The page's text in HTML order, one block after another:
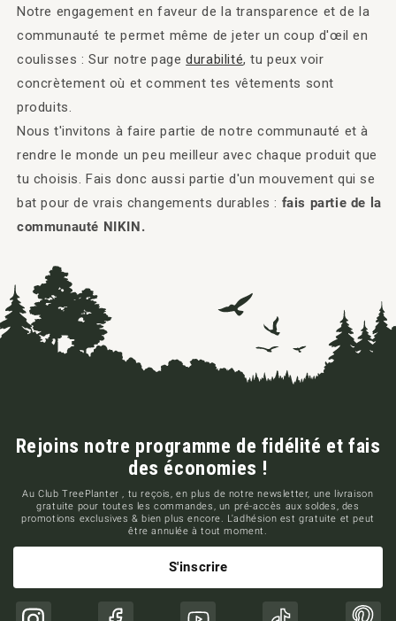
Notre engagement en faveur de la transparence et de la
communauté te permet même de jeter un coup d'œil en
coulisses : Sur notre pagedurabilité, tu peux voir
concrètement où et comment tes vêtements sont
produits.
Nous t'invitons à faire partie de notre communauté et à
rendre le monde un peu meilleur avec chaque produit que
tu choisis. Fais donc aussi partie d'un mouvement qui se
bat pour de vrais changements durables : fais partie de la
communauté NIKIN.
Rejoins notre programme de fidélité et fais
des économies !
Au Club TreePlanter , tu reçois, en plus de notre newsletter, une livraison
gratuite pour toutes les commandes, un pré-accès aux soldes, des
promotions exclusives & bien plus encore. L'adhésion est gratuite et peut
être annulée à tout moment.
S'inscrire